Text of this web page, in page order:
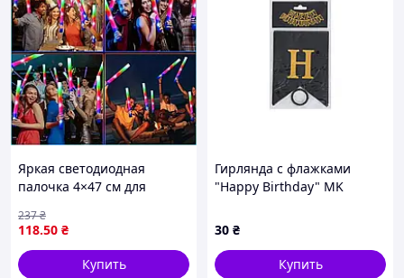
Яркая светодиодная
палочка 4×47 см для
создания атмосферы
MA763
118.50 ₴
237₴
Купить
Гирлянда с флажками
"Happy Birthday" MK
30 ₴
Купить